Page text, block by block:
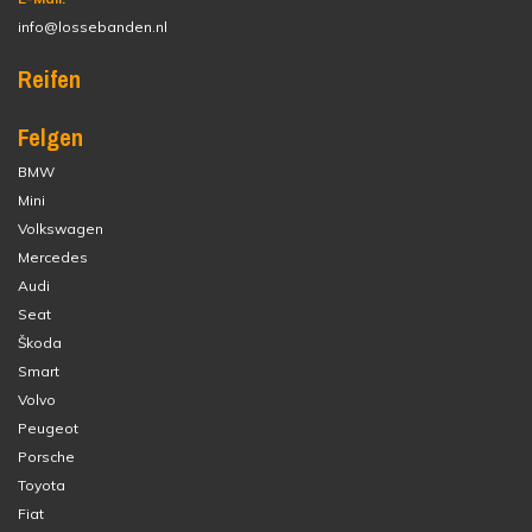
info@lossebanden.nl
Reifen
Felgen
BMW
Mini
Volkswagen
Mercedes
Audi
Seat
Škoda
Smart
Volvo
Peugeot
Porsche
Toyota
Fiat